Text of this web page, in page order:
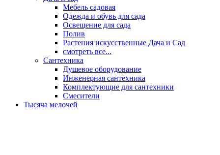
Мебель садовая
Одежда и обувь для сада
Освещение для сада
Полив
Растения искусственные Дача и Сад
смотреть все...
Сантехника
Душевое оборудование
Инженерная сантехника
Комплектующие для сантехники
Смесители
Тысяча мелочей